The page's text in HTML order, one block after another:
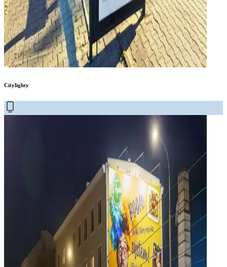
Citylighty